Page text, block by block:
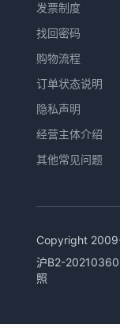
发票制度
找回密码
购物流程
订单状态说明
隐私声明
经营主体介绍
其他常见问题
Copyright
沪B2-20210360
照